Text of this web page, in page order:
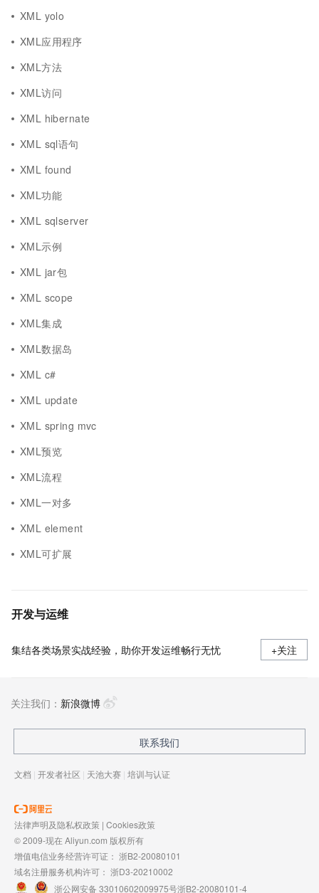
XML yolo
XML应用程序
XML方法
XML访问
XML hibernate
XML sql语句
XML found
XML功能
XML sqlserver
XML示例
XML jar包
XML scope
XML集成
XML数据岛
XML c#
XML update
XML spring mvc
XML预览
XML流程
XML一对多
XML element
XML可扩展
开发与运维
集结各类场景实战经验，助你开发运维畅行无忧 +关注
关注我们： 新浪微博
联系我们
文档 | 开发者社区 | 天池大赛 | 培训与认证
法律声明及隐私权政策 | Cookies政策
© 2009-现在 Aliyun.com 版权所有
增值电信业务经营许可证： 浙B2-20080101
域名注册服务机构许可： 浙D3-20210002
浙公网安备 33010602009975号浙B2-20080101-4